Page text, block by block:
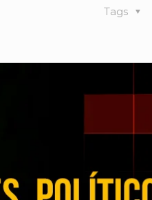
Tags